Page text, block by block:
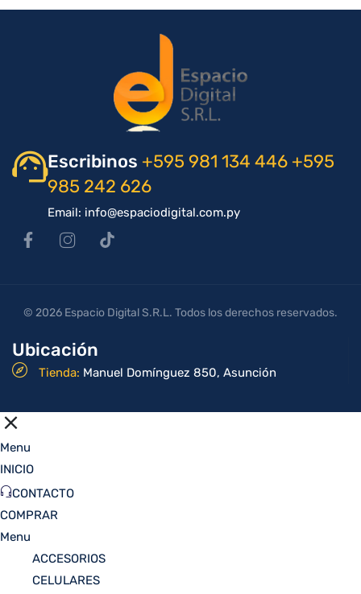
Escribinos +595 981 134 446 +595
985 242 626
Email: info@espaciodigital.com.py
Ubicación
Tienda: Manuel Domínguez 850, Asunción
© 2026 Espacio Digital S.R.L. Todos los derechos reservados.
Menu
INICIO
CONTACTO
COMPRAR
Menu
ACCESORIOS
CELULARES